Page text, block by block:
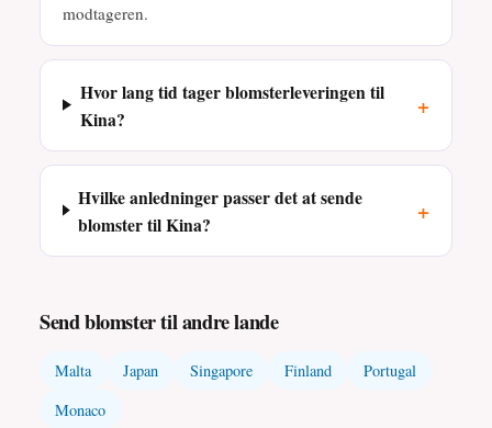
modtageren.
Hvor lang tid tager blomsterleveringen til
Kina?
+
Hvilke anledninger passer det at sende
blomster til Kina?
+
Send blomster til andre lande
Malta Japan Singapore Finland
Portugal
Monaco